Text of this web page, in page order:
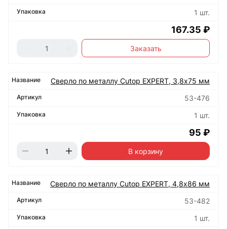
1 шт.
167.35 ₽
Заказать
Сверло по металлу Cutop EXPERT, 3,8х75 мм
53-476
1 шт.
95 ₽
В корзину
Сверло по металлу Cutop EXPERT, 4,8х86 мм
53-482
1 шт.